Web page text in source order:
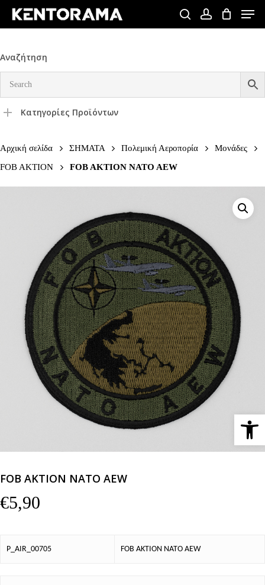
Skip
content
searchaccount
Menu
Αναζήτηση
Κατηγορίες Προϊόντων
Αρχική σελίδα ΣΗΜΑΤΑ Πολεμική Αεροπορία
Μονάδες
FOB AKTION
FOB AKTION NATO AEW
FOB AKTION NATO AEW
€5,90
P_AIR_00705 FOB AKTION NATO AEW